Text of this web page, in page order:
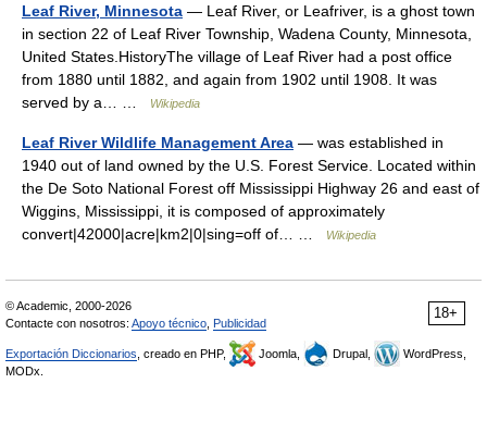
Leaf River, Minnesota — Leaf River, or Leafriver, is a ghost town
in section 22 of Leaf River Township, Wadena County, Minnesota,
United States.HistoryThe village of Leaf River had a post office
from 1880 until 1882, and again from 1902 until 1908. It was
served by a… …
Wikipedia
Leaf River Wildlife Management Area — was established in
1940 out of land owned by the U.S. Forest Service. Located within
the De Soto National Forest off Mississippi Highway 26 and east of
Wiggins, Mississippi, it is composed of approximately
convert|42000|acre|km2|0|sing=off of… …
Wikipedia
18+
© Academic, 2000-2026
Contacte con nosotros: Apoyo técnico Publicidad
Exportación Diccionarios , creado en PHP, Joomla, Drupal,
WordPress,
MODx.